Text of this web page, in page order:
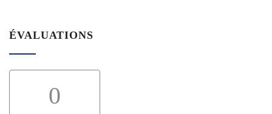
ÉVALUATIONS
0